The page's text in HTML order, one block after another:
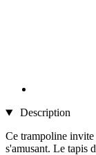
Description
Ce trampoline invite
s'amusant. Le tapis